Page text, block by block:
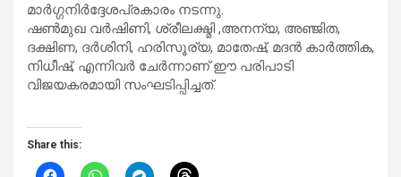
മാർഗ്ഗനിർദ്ദേശപ്രകാരം നടന്നു.
ഷൺമുഖ വർഷിണി, ശ്രീലക്ഷ്മി ,അനന്യ, അഞ്ജിത,
ദക്ഷിണ, ദർശിനി, ഹരിസൂര്യ, മാതേഷ്, മദൻ കാർത്തിക,
നിധീഷ്, എന്നിവർ ചേർന്നാണ് ഈ പരിപാടി
വിജയകരമായി സംഘടിപ്പിച്ചത്.
Share this: